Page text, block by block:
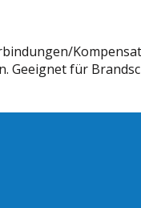
Geeignet für